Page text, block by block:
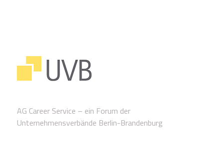
AG Career Service – ein Forum der
Unternehmensverbände Berlin-Brandenburg